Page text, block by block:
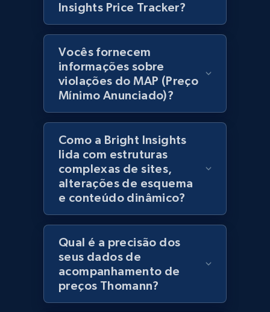
products using specified keywords
URL, Product id, Title, Images, Final price,
Currency, Discount, Initial price, and more.
1.1K+ 149+ Comece agora
Lowes.com
URL, Domain, Marketplace pn, Sku, Other pn,
Model number, Gtin ean pn, Product name, and
more.
991+ 162+
Insights Price Tracker?
Vocês fornecem
informações sobre
violações do MAP (Preço
Mínimo Anunciado)?
Como a Bright Insights
lida com estruturas
complexas de sites,
alterações de esquema
e conteúdo dinâmico?
Qual é a precisão dos
seus dados de
acompanhamento de
preços Thomann?